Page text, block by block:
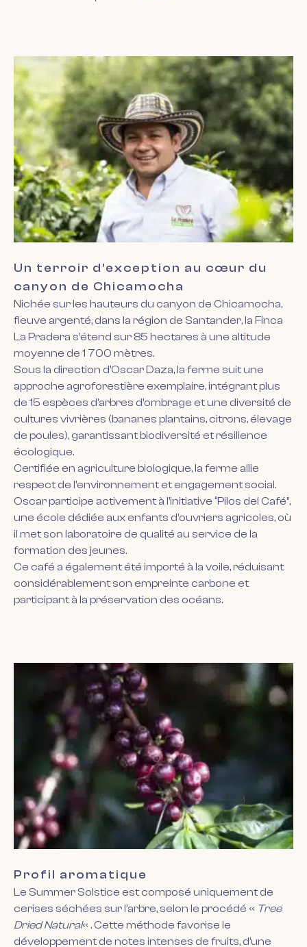
Un terroir d’exception au cœur du
canyon de Chicamocha
Nichée sur les hauteurs du canyon de Chicamocha,
fleuve argenté, dans la région de Santander, la Finca
La Pradera s’étend sur 85 hectares à une altitude
moyenne de 1 700 mètres.
Sous la direction d’Oscar Daza, la ferme suit une
approche agroforestière exemplaire, intégrant plus
de 15 espèces d’arbres d’ombrage et une diversité de
cultures vivrières (bananes plantains, citrons, élevage
de poules), garantissant biodiversité et résilience
écologique.
Certifiée en agriculture biologique, la ferme allie
respect de l’environnement et engagement social.
Oscar participe activement à l’initiative “Pilos del Café”,
une école dédiée aux enfants d’ouvriers agricoles, où
il met son laboratoire de qualité au service de la
formation des jeunes.
Ce café a également été importé à la voile, réduisant
considérablement son empreinte carbone et
participant à la préservation des océans.
Profil aromatique
Le Summer Solstice est composé uniquement de
cerises séchées sur l’arbre, selon le procédé « Tree
Dried Natural« . Cette méthode favorise le
développement de notes intenses de fruits, d’une